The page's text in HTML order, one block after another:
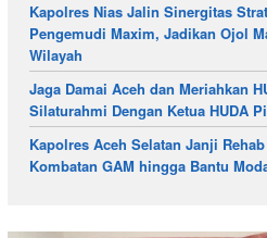
Kapolres Nias Jalin Sinergitas
Pengemudi Maxim, Jadikan Ojol
Wilayah
Jaga Damai Aceh dan Meriahkan
Silaturahmi Dengan Ketua HUDA
Kapolres Aceh Selatan Janji
Kombatan GAM hingga Bantu